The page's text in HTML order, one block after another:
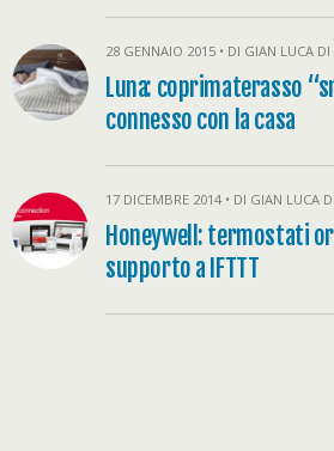
28 GENNAIO 2015 • DI GIAN LUCA DI
Luna: coprimaterasso
connesso con la casa
17 DICEMBRE 2014 • DI GIAN LUCA
Honeywell: termostati
supporto a IFTTT